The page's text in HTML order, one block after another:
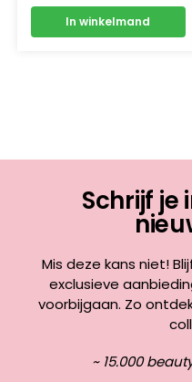
In winkelmand
Schrijf je
Mis deze kans niet!
exclusieve
voorbijgaan. Zo
~ 15.000